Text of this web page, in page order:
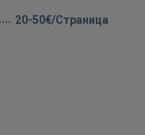
20-50€/Страница